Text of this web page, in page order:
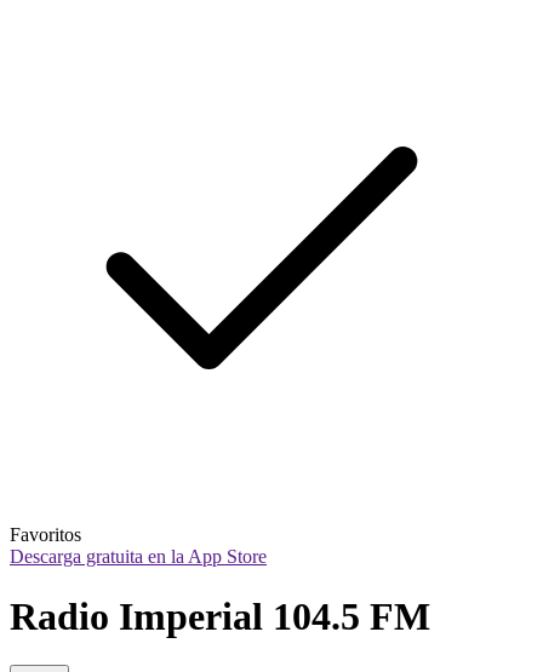
Favoritos
Descarga gratuita en la App Store
Radio Imperial 104.5 FM